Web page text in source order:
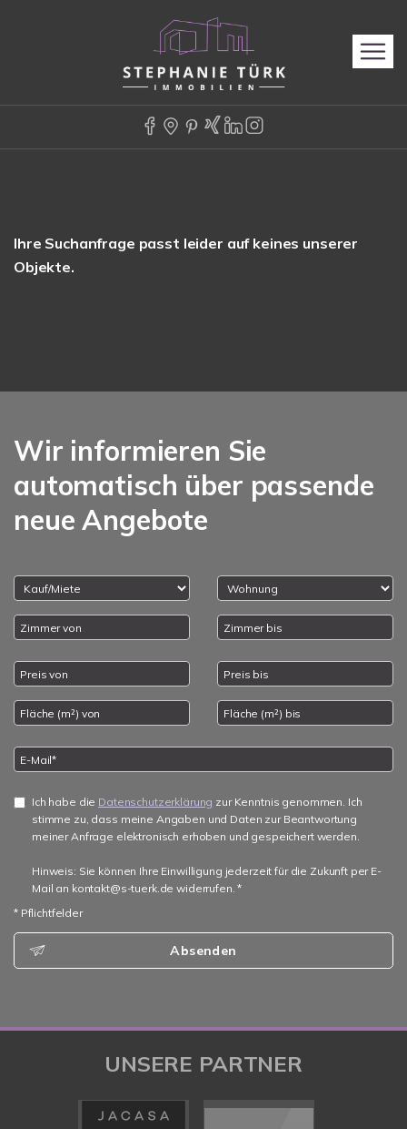
Ihre Suchanfrage passt leider auf keines unserer
Objekte.
Wir informieren Sie
automatisch über passende
neue Angebote
Ich habe die Datenschutzerklärung zur Kenntnis genommen. Ich
stimme zu, dass meine Angaben und Daten zur Beantwortung
meiner Anfrage elektronisch erhoben und gespeichert werden.
Hinweis: Sie können Ihre Einwilligung jederzeit für die Zukunft per E-
Mail an kontakt@s-tuerk.de widerrufen. *
* Pflichtfelder
Absenden
UNSERE PARTNER